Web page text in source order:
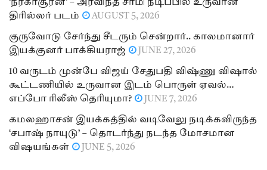
‘நரகாசூரன்’ – அரவிந்த் சாமி நடிப்பில் உருவான
திரில்லர் படம்
AUGUST 5, 2026
குருவோடு சேர்ந்து சீடரும் சென்றார்.. காலமானார்
இயக்குனர் பாக்கியராஜ்
JUNE 27, 2026
10 வருடம் முன்பே விஜய் சேதுபதி விஷ்ணு விஷால்
கூட்டணியில் உருவான இடம் பொருள் ஏவல்…
எப்போ ரிலீஸ் தெரியுமா?
JUNE 7, 2026
கமலஹாசன் இயக்கத்தில் வடிவேலு நடிக்கவிருந்த
‘சபாஷ் நாயுடு’ – தொடர்ந்து நடந்த மோசமான
விஷயங்கள்
JUNE 5, 2026